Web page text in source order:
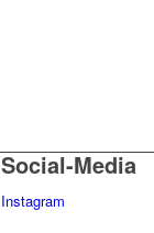
Social-Media
Instagram